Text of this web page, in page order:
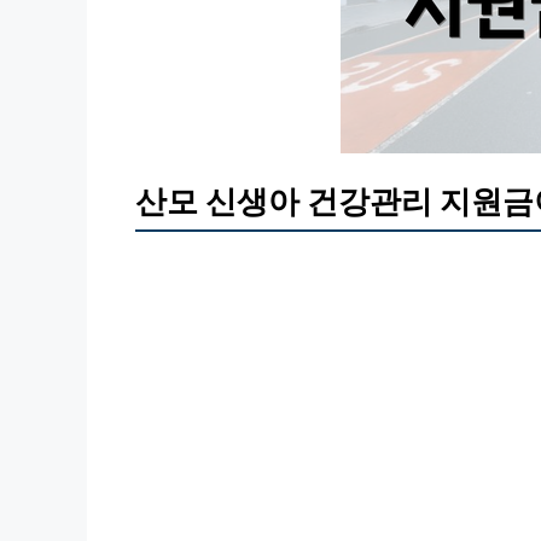
산모 신생아 건강관리 지원